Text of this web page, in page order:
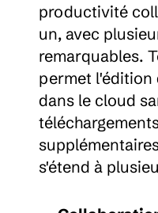
productivité
un, avec
remarquables.
permet l'édition
dans le cloud
s'étend à